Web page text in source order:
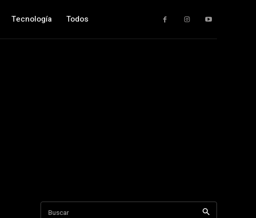
Tecnología Todos
Buscar